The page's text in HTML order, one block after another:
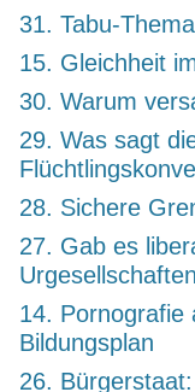
31. Tabu-
15. Gleichheit
30. Warum
29. Was sagt
28. Sichere
27. Gab es
14. Pornografie
Bildungsplan
26.